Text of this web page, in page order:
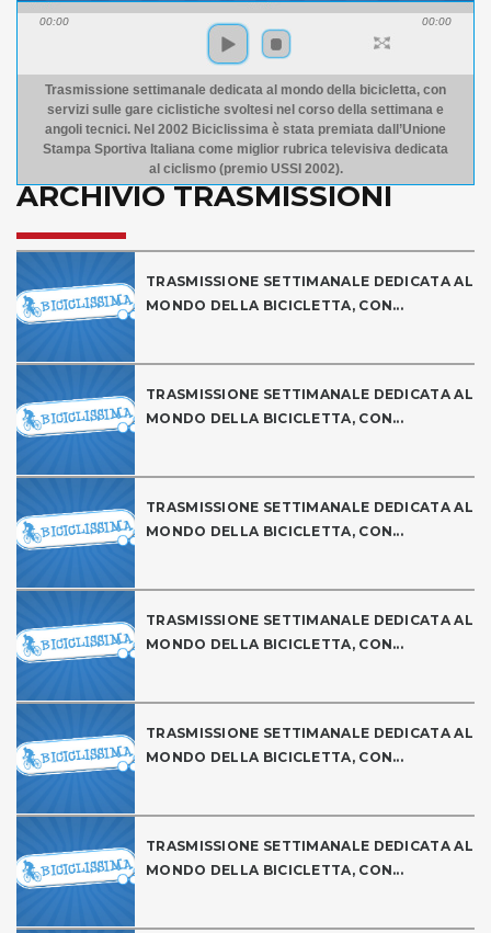
00:00 00:00
Trasmissione settimanale dedicata al mondo della bicicletta, con
servizi sulle gare ciclistiche svoltesi nel corso della settimana e
angoli tecnici. Nel 2002 Biciclissima è stata premiata dall’Unione
Stampa Sportiva Italiana come miglior rubrica televisiva dedicata
al ciclismo (premio USSI 2002).
ARCHIVIO TRASMISSIONI
TRASMISSIONE SETTIMANALE DEDICATA AL
MONDO DELLA BICICLETTA, CON...
TRASMISSIONE SETTIMANALE DEDICATA AL
MONDO DELLA BICICLETTA, CON...
TRASMISSIONE SETTIMANALE DEDICATA AL
MONDO DELLA BICICLETTA, CON...
TRASMISSIONE SETTIMANALE DEDICATA AL
MONDO DELLA BICICLETTA, CON...
TRASMISSIONE SETTIMANALE DEDICATA AL
MONDO DELLA BICICLETTA, CON...
TRASMISSIONE SETTIMANALE DEDICATA AL
MONDO DELLA BICICLETTA, CON...